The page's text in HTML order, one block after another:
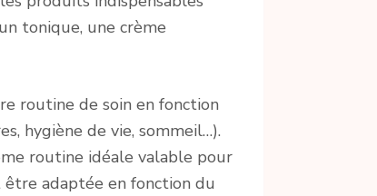
tonique, une crème
routine de soin en fonction
hygiène de vie, sommeil…).
routine idéale valable pour
adaptée en fonction du